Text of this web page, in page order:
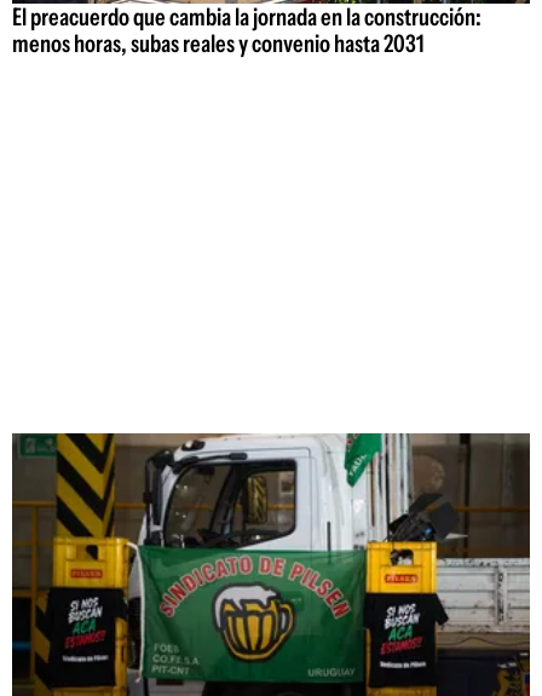
El preacuerdo que cambia la jornada en la construcción:
menos horas, subas reales y convenio hasta 2031